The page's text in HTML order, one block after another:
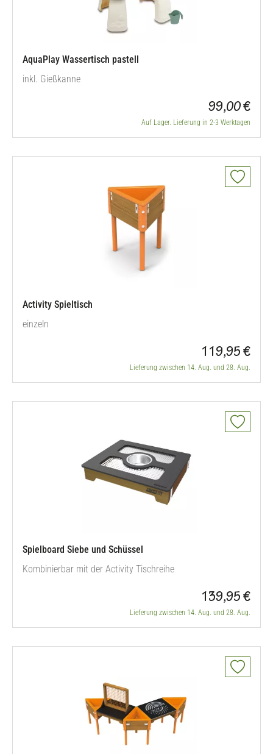
AquaPlay Wassertisch pastell
inkl. Gießkanne
99,00 €
Auf Lager. Lieferung in 2-3 Werktagen
Activity Spieltisch
einzeln
119,95 €
Lieferung zwischen 14. Aug. und 28. Aug.
Spielboard Siebe und Schüssel
Kombinierbar mit der Activity Tischreihe
139,95 €
Lieferung zwischen 14. Aug. und 28. Aug.